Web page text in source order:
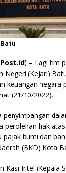
– Lagi tim
Negeri (Kejari)
keuangan negara
(21/10/2022).
penyimpangan
perolehan hak
pajak bumi dan
(BKD) Kota
Kasi Intel (Kepala